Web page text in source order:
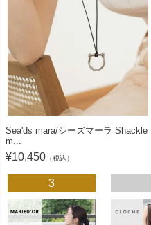
Sea'ds mara/シーズマーラ Shackle
m...
¥10,450 （税込）
3